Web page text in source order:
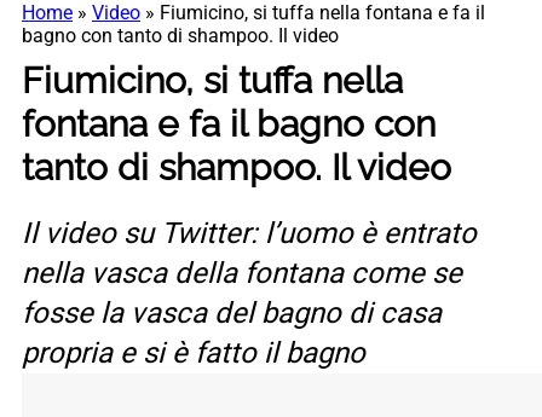
Home » Video » Fiumicino, si tuffa nella fontana e fa il
bagno con tanto di shampoo. Il video
Fiumicino, si tuffa nella
fontana e fa il bagno con
tanto di shampoo. Il video
Il video su Twitter: l’uomo è entrato
nella vasca della fontana come se
fosse la vasca del bagno di casa
propria e si è fatto il bagno